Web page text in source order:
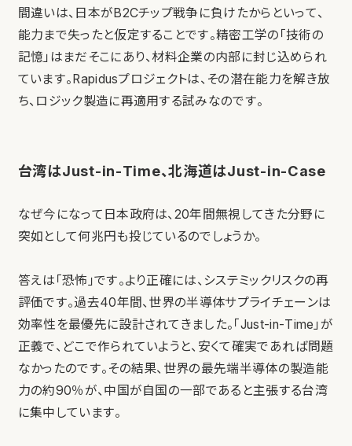
間違いは、日本がB2Cチップ戦争に負けたからといって、
能力まで失ったと仮定することです。精密工学の「技術の
記憶」はまだそこにあり、材料企業の内部に封じ込められ
ています。Rapidusプロジェクトは、その潜在能力を解き放
ち、ロジック製造に再適用する試みなのです。
台湾はJust-in-Time、北海道はJust-in-Case
なぜ今になって日本政府は、20年間無視してきた分野に
突如として何兆円も投じているのでしょうか。
答えは「恐怖」です。より正確には、システミックリスクの再
評価です。過去40年間、世界の半導体サプライチェーンは
効率性を最優先に設計されてきました。「Just-in-Time」が
正義で、どこで作られていようと、安くて確実であれば問題
なかったのです。その結果、世界の最先端半導体の製造能
力の約90％が、中国が自国の一部であると主張する台湾
に集中しています。